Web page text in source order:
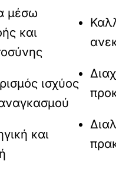
μέσω
και
ισχύος
και